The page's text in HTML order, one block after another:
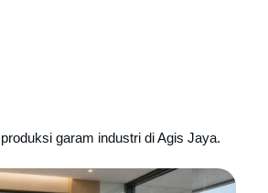
garam industri di Agis Jaya.